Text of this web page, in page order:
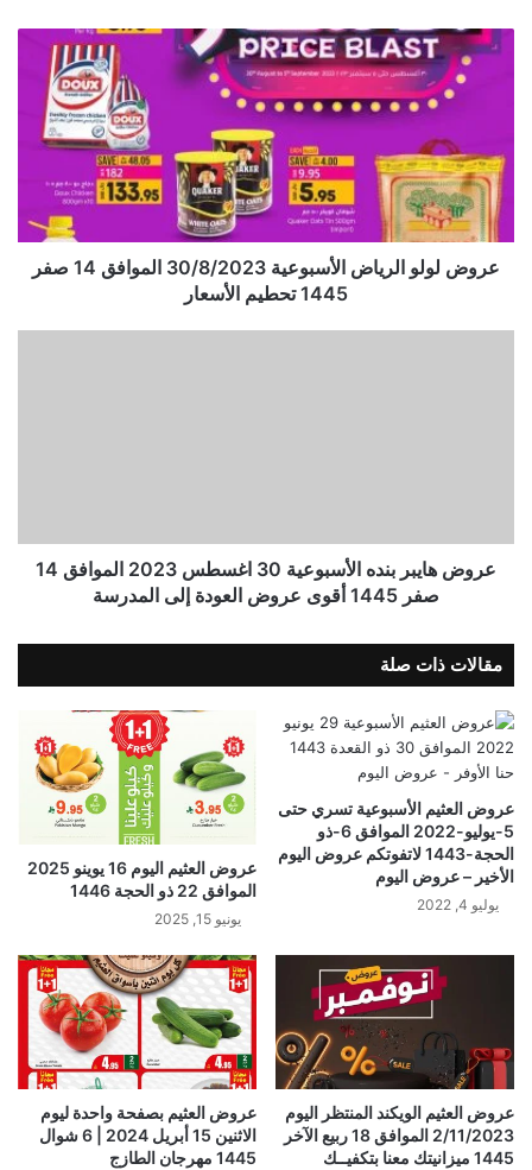
عروض لولو الرياض الأسبوعية 30/8/2023 الموافق 14 صفر
1445 تحطيم الأسعار
عروض هايبر بنده الأسبوعية 30 اغسطس 2023 الموافق 14
صفر 1445 أقوى عروض العودة إلى المدرسة
مقالات ذات صلة
عروض العثيم الأسبوعية تسري حتى
5-يوليو-2022 الموافق 6-ذو
الحجة-1443 لاتفوتكم عروض اليوم
الأخير – عروض اليوم
يوليو 4, 2022
عروض العثيم اليوم 16 يوينو 2025
الموافق 22 ذو الحجة 1446
يونيو 15, 2025
عروض العثيم الويكند المنتظر اليوم
2/11/2023 الموافق 18 ربيع الآخر
1445 ميزانيتك معنا بتكفيــك
عروض العثيم بصفحة واحدة ليوم
الاثنين 15 أبريل 2024 | 6 شوال
1445 مهرجان الطازج